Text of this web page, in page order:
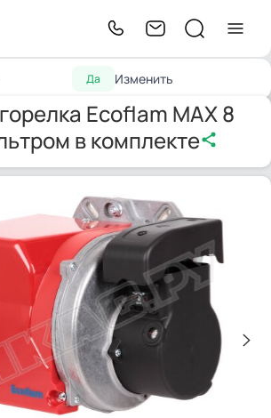
Да Изменить
с фильтром в комплекте
Ecoflam MAX 8
в комплекте